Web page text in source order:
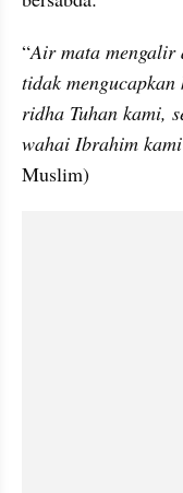
“Air mata mengalir
tidak
ridha Tuhan kami,
wahai Ibrahim
Muslim)